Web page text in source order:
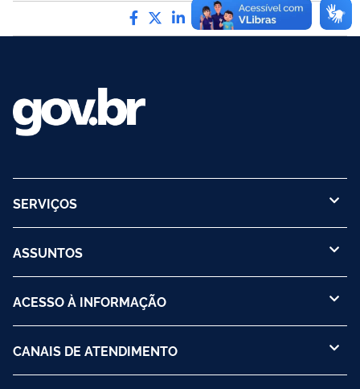
Compartilhe por Facebook
Compartilhe por Twitter
Compartilhe por LinkedIn
Compartilhe por
link para Copiar
SERVIÇOS
ASSUNTOS
ACESSO À INFORMAÇÃO
CANAIS DE ATENDIMENTO